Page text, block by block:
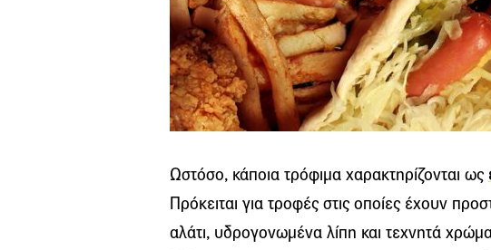
Ωστόσο, κάποια τρόφιμα χαρακτηρίζονται ως
Πρόκειται για τροφές στις οποίες έχουν
αλάτι, υδρογονωμένα λίπη και τεχνητά